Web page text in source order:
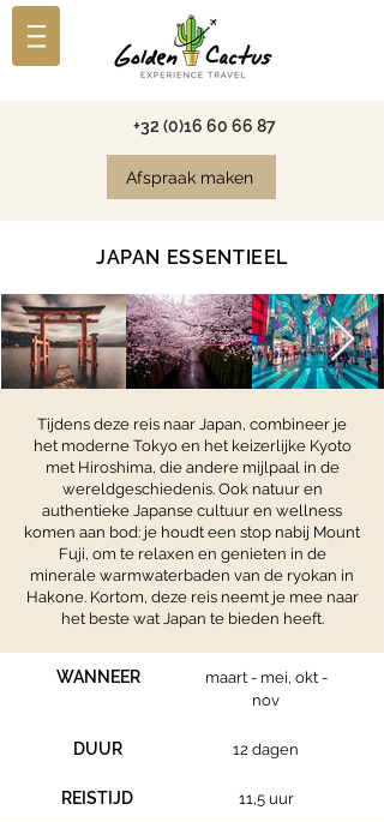
+32 (0)16 60 66 87
Afspraak maken
JAPAN ESSENTIEEL
Tijdens deze reis naar Japan, combineer je
het moderne Tokyo en het keizerlijke Kyoto
met Hiroshima, die andere mijlpaal in de
wereldgeschiedenis. Ook natuur en
authentieke Japanse cultuur en wellness
komen aan bod: je houdt een stop nabij Mount
Fuji, om te relaxen en genieten in de
minerale warmwaterbaden van de ryokan in
Hakone. Kortom, deze reis neemt je mee naar
het beste wat Japan te bieden heeft.
WANNEER
maart - mei, okt -
nov
DUUR 12 dagen
REISTIJD 11,5 uur